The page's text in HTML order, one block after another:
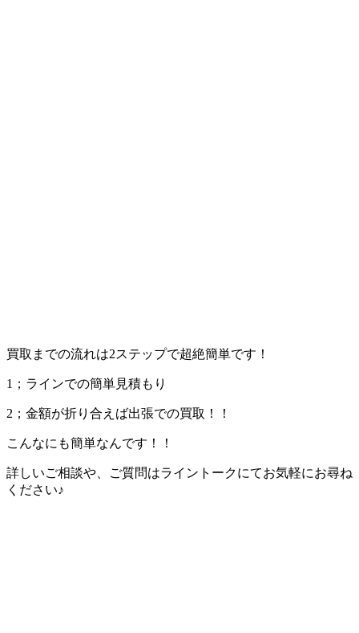
買取までの流れは2ステップで超絶簡単です！
1；ラインでの簡単見積もり
2；金額が折り合えば出張での買取！！
こんなにも簡単なんです！！
詳しいご相談や、ご質問はライントークにてお気軽にお尋ね
ください♪